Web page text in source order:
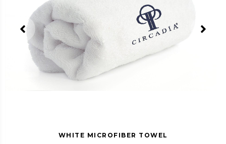
WHITE MICROFIBER TOWEL